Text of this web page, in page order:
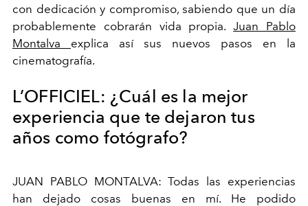
con dedicación y compromiso, sabiendo que un día
probablemente cobrarán vida propia.Juan Pablo
Montalva explica así sus nuevos pasos en la
cinematografía.
L’OFFICIEL: ¿Cuál es la mejor
experiencia que te dejaron tus
años como fotógrafo?
JUAN PABLO MONTALVA: Todas las experiencias
han dejado cosas buenas en mí. He podido